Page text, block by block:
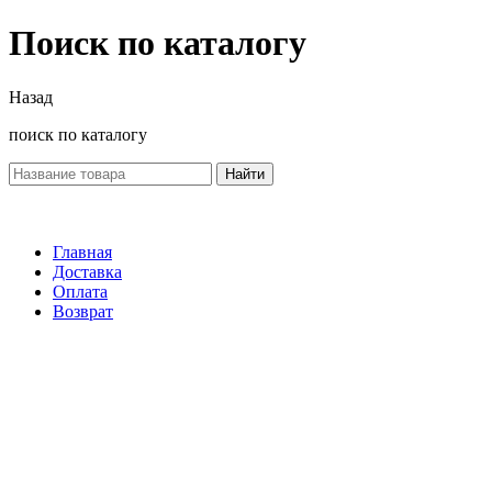
Поиск по каталогу
Назад
поиск по каталогу
Найти
Главная
Доставка
Оплата
Возврат